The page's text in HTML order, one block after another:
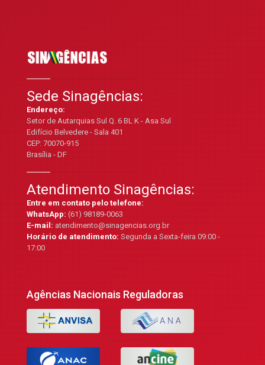
Sede Sinagências:
Endereço:
Setor de Autarquias Sul Q. 6 BL K - Asa Sul
Edifício Belvedere - Sala 401
CEP: 70070-915
Brasília - DF
Atendimento Sinagências:
Entre em contato pelo telefone:
WhatsApp:(61) 98189-0063
E-mail:atendimento@sinagencias.org.br
Horário de atendimento:Segunda a Sexta-feira 09:00 -
17:00
Agências Nacionais Reguladoras